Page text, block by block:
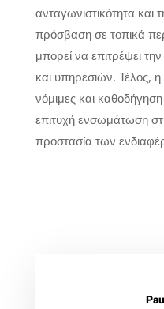
ανταγωνιστικότητα
πρόσβαση σε τοπικά
μπορεί να επιτρέψει
και υπηρεσιών. Τέλος,
νόμιμες και
επιτυχή ενσωμάτωση
προστασία των